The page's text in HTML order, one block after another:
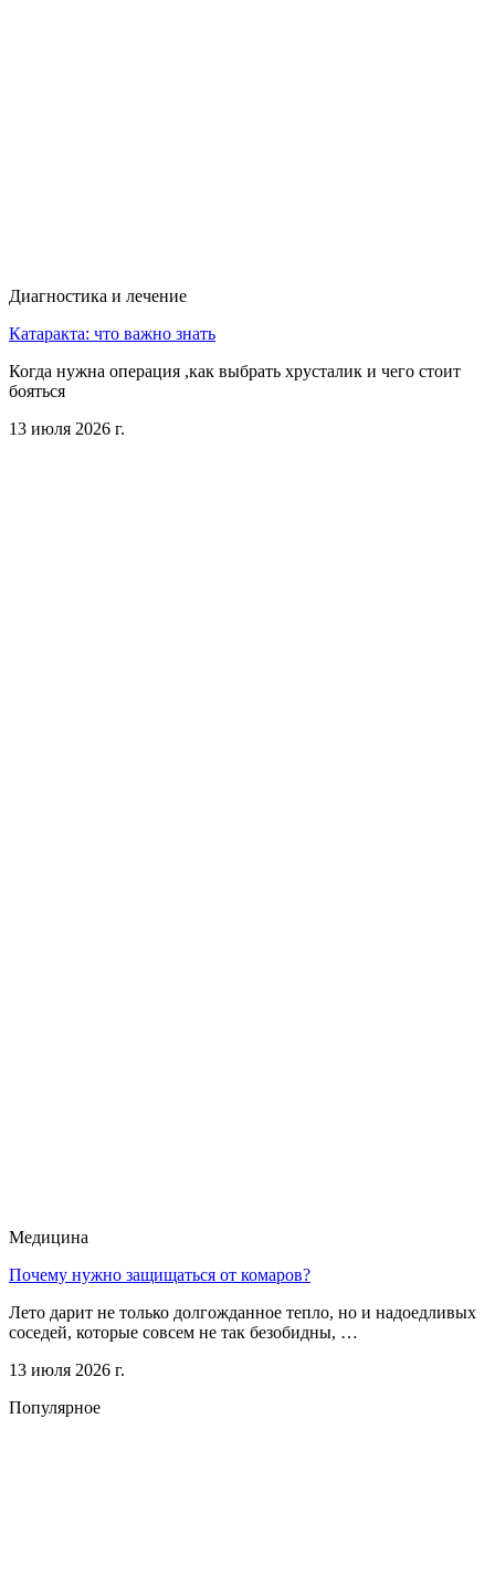
Диагностика и лечение
Катаракта: что важно знать
Когда нужна операция ,как выбрать хрусталик и чего стоит
бояться
13 июля 2026 г.
Медицина
Почему нужно защищаться от комаров?
Лето дарит не только долгожданное тепло, но и надоедливых
соседей, которые совсем не так безобидны, …
13 июля 2026 г.
Популярное